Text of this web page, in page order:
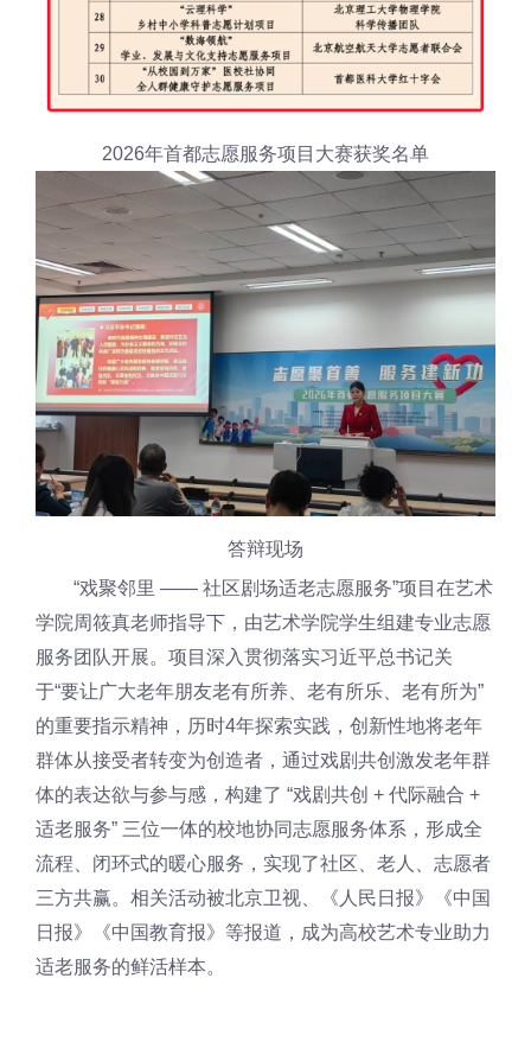
2026年首都志愿服务项目大赛获奖名单
答辩现场
“戏聚邻里 —— 社区剧场适老志愿服务”项目在艺术
学院周筱真老师指导下，由艺术学院学生组建专业志愿
服务团队开展。项目深入贯彻落实习近平总书记关
于“要让广大老年朋友老有所养、老有所乐、老有所为”
的重要指示精神，历时4年探索实践，创新性地将老年
群体从接受者转变为创造者，通过戏剧共创激发老年群
体的表达欲与参与感，构建了 “戏剧共创 + 代际融合 +
适老服务” 三位一体的校地协同志愿服务体系，形成全
流程、闭环式的暖心服务，实现了社区、老人、志愿者
三方共赢。相关活动被北京卫视、《人民日报》《中国
日报》《中国教育报》等报道，成为高校艺术专业助力
适老服务的鲜活样本。